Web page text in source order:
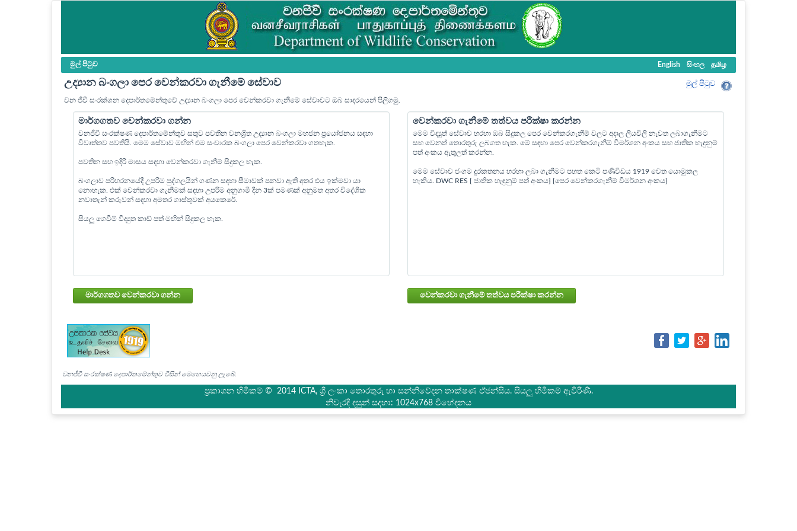
මුල් පි‍ටුව English සිංහල தமிழ
උද්‍යාන බංගලා පෙර වෙන්කරවා ගැනීමේ සේවාව මුල් පි‍ටුව
වන ජීවී සංරක්ශන දෙපාර්තමේන්තුවේ උද්‍යාන බංගලා පෙර වෙන්කරවා ගැනීමේ සේවාවට ඔබ සාදරයෙන් පිලිගමු.
මාර්ගගතව වෙන්කරවා ගන්න
වනජීවී සංරක්ෂණ දෙපාර්තමේන්තුව සතුව පවතින වනශ්‍රිත උද්‍යාන බංගලා මහජන ප්‍රයෝජනය සඳහා
විවෘත්තව පවතියි. මෙම සේවාව මඟින් එම සංචාරක බංගලා පෙර වෙන්කරවා ගතහැක.
පවතින සහ ඉදිරි මාසය සඳහා වෙන්කරවා ගැනීම් සිදුකල හැක.
බංගලාව පරිහරනයේදී උපරිම පුද්ගලයින් ගණන සඳහා සීමාවක් පනවා ඇති අතර එය ඉක්මවා යා
නොහැක. එක් වෙන්කරවා ගැනීමක් සඳහා උපරිම අනුගාමී දින 3ක් පමණක් අනුමත අතර විදේශික
නවාතැන් කරුවන් සඳහා අමතර ගාස්තුවක් අයකෙරේ.
සියලු ගෙවීම් විද්‍යුත කාඩ් පත් මඟින් සිදුකල හැක.
මාර්ගගතව වෙන්කරවා ගන්න
වෙන්කරවා ගැනීමේ තත්වය පරීක්ෂා කරන්න
මෙම විද්‍යුත් සේවාව හරහා ඔබ සිදුකල පෙර වෙන්කරගැනීම් වලට අදාල ලියවිලි නැවත ලබාගැනීමට
සහ වෙනත් තොරතුරු ලබගත හැක. මේ සඳහා පෙර වෙන්කරගැනීම් විමර්ශන අංකය සහ ජාතික හැඳුනුම්
පත් අංකය ඇතුලත් කරන්න.
මෙම සේවාව ජංගම දුරකතනය හරහා ලබා ගැනීමට පහත කෙටි පණිවිඩය 1919 වෙත යොමුකල
හැකිය. DWC RES { ජාතික හැඳුනුම් පත් අංකය} {පෙර වෙන්කරගැනීම් විමර්ශන අංකය}
වෙන්කරවා ගැනීමේ තත්වය පරීක්ෂා කරන්න
වනජීවී සංරක්ෂණ දෙපාර්තමේන්තුව විසින් මෙහෙයවනු ලැබේ.
ප්‍රකාශන හිමිකම් © 2014 ICTA, ශ්‍රී ලංකා තොරතුරු හා සන්නිවේදන තාක්ෂණ ඒජන්සිය. සියලු හිමිකම් ඇවිරිණි.
නිවැරදි දසුන් සදහා: 1024x768 විභේදනය